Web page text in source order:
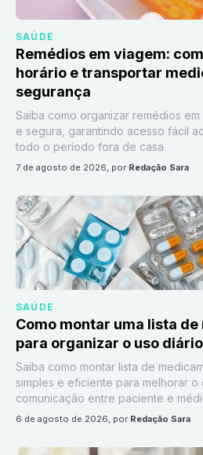
SAÚDE
Remédios em viagem:
horário e transportar
segurança
Saiba como organizar remédios
e segura, garantindo acesso fácil
todo o período fora de casa.
7 de agosto de 2026, por Redação Sara
SAÚDE
Como montar uma lista
para organizar o uso diário
Saiba como montar lista de
simples e eficiente para melhorar
comunicação entre paciente e
6 de agosto de 2026, por Redação Sara